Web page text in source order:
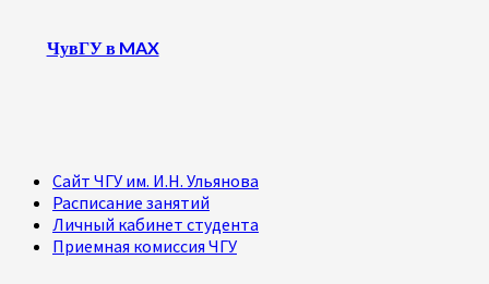
ЧувГУ в MAX
Сайт ЧГУ им. И.Н. Ульянова
Расписание занятий
Личный кабинет студента
Приемная комиссия ЧГУ